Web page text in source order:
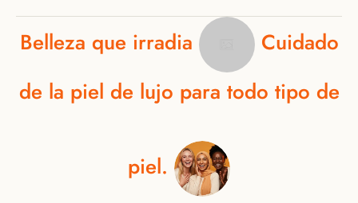
Belleza que irradia
Cuidado
de la piel de lujo para todo tipo de
piel.